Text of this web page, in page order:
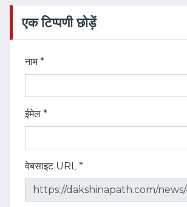
एक टिप्पणी छोड़ें
नाम *
ईमेल *
वेबसाइट URL *